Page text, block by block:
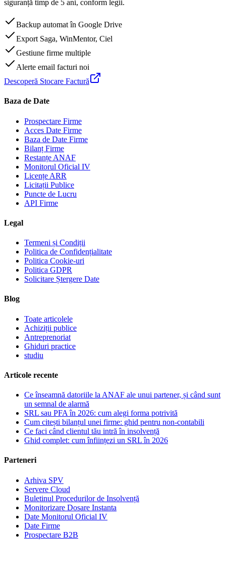
siguranță timp de 5 ani, conform legii.
Backup automat în Google Drive
Export Saga, WinMentor, Ciel
Gestiune firme multiple
Alerte email facturi noi
Descoperă Stocare Factură
Baza de Date
Prospectare Firme
Acces Date Firme
Baza de Date Firme
Bilanț Firme
Restanțe ANAF
Monitorul Oficial IV
Licențe ARR
Licitații Publice
Puncte de Lucru
API Firme
Legal
Termeni și Condiții
Politica de Confidențialitate
Politica Cookie-uri
Politica GDPR
Solicitare Ștergere Date
Blog
Toate articolele
Achiziții publice
Antreprenoriat
Ghiduri practice
studiu
Articole recente
Ce înseamnă datoriile la ANAF ale unui partener, și când sunt
un semnal de alarmă
SRL sau PFA în 2026: cum alegi forma potrivită
Cum citești bilanțul unei firme: ghid pentru non-contabili
Ce faci când clientul tău intră în insolvență
Ghid complet: cum înființezi un SRL în 2026
Parteneri
Arhiva SPV
Servere Cloud
Buletinul Procedurilor de Insolvență
Monitorizare Dosare Instanta
Date Monitorul Oficial IV
Date Firme
Prospectare B2B